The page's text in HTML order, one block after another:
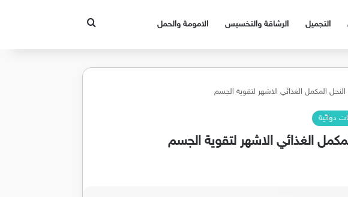
التجميل الرشاقة والتخسيس الامومة والحمل بحث عن
دوائية